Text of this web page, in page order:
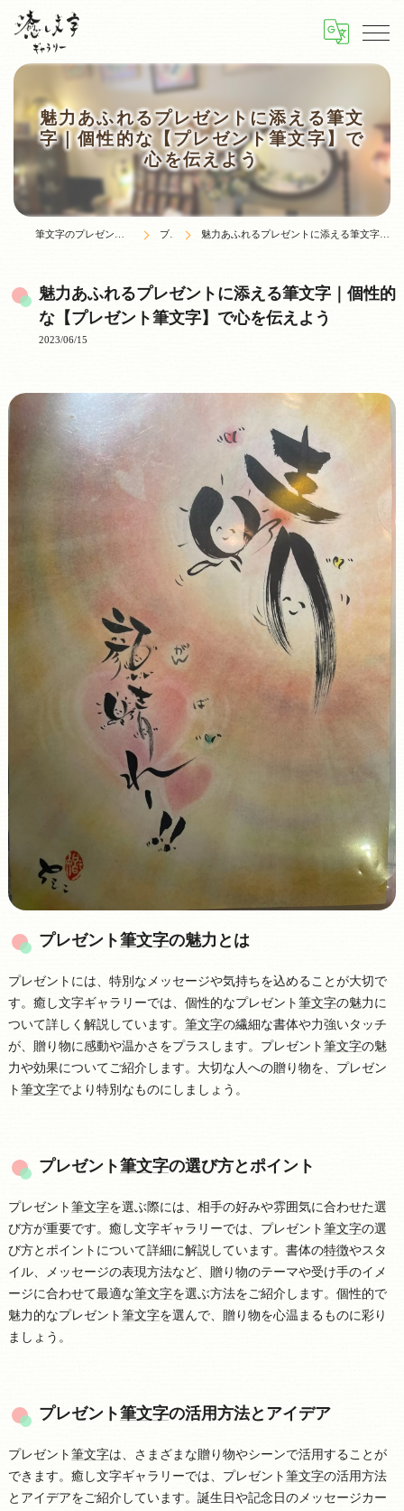
魅力あふれるプレゼントに添える筆文
字｜個性的な【プレゼント筆文字】で
心を伝えよう
ブログ 魅力あふれるプレゼントに添える筆文字｜個性的な【プレゼント筆文字】で心を伝えよう
魅力あふれるプレゼントに添える筆文字｜個性的
な【プレゼント筆文字】で心を伝えよう
2023/06/15
プレゼント筆文字の魅力とは
プレゼントには、特別なメッセージや気持ちを込めることが大切で
す。癒し文字ギャラリーでは、個性的なプレゼント 筆文字の魅力に
ついて詳しく解説しています。 筆文字の繊細な書体や力強いタッチ
が、贈り物に感動や温かさをプラスします。プレゼント 筆文字の魅
力や効果についてご紹介します。大切な人への贈り物を、プレゼン
ト 筆文字でより特別なものにしましょう。
プレゼント筆文字の選び方とポイント
プレゼント 筆文字を選ぶ際には、相手の好みや雰囲気に合わせた選
び方が重要です。癒し文字ギャラリーでは、プレゼント 筆文字の選
び方とポイントについて詳細に解説しています。書体の特徴やスタ
イル、メッセージの表現方法など、贈り物のテーマや受け手のイメ
ージに合わせて最適な筆文字を選ぶ方法をご紹介します。個性的で
魅力的なプレゼント 筆文字を選んで、贈り物を心温まるものに彩り
ましょう。
プレゼント筆文字の活用方法とアイデア
プレゼント 筆文字は、さまざまな贈り物やシーンで活用することが
できます。癒し文字ギャラリーでは、プレゼント 筆文字の活用方法
とアイデアをご紹介しています。誕生日や記念日のメッセージカー